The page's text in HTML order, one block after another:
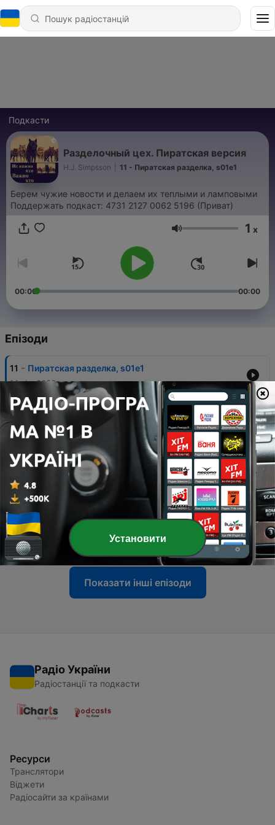
Подкасти
Разделочный цех. Пиратская версия
H.J. Simpsson 11 - Пиратская разделка, s01e1
Берем чужие новости и делаем их теплыми и ламповыми
Поддержать подкаст: 4731 2127 0062 5196 (Приват)
Гучність 1 x
00:00 00:00
Епізоди
11 - Пиратская разделка, s01e1
14 січ. 2020
10 - Разделочный цех, s01e10
Разделочный цех, s01e09
28 жовт. 2019
8 - Разделочный цех, s01e08
28 жовт. 2019
7 - Разделочный цех, s01e07
27 серп. 2019
Показати інші епізоди
Радіо України
Радіостанції та подкасти
Ресурси
Транслятори
Віджети
Радіосайти за країнами
Установити